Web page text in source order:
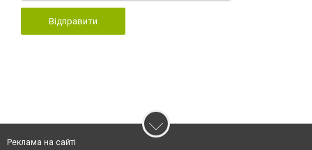
Відправити
Реклама на сайті